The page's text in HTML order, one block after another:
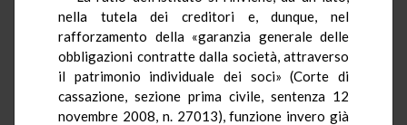
nella tutela dei creditori e, dunque, nel
rafforzamento della «garanzia generale delle
obbligazioni contratte dalla società, attraverso
il patrimonio individuale dei soci» (Corte di
cassazione, sezione prima civile, sentenza 12
novembre 2008, n. 27013), funzione invero già